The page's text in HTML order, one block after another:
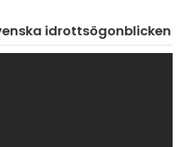
idrottsögonblicken